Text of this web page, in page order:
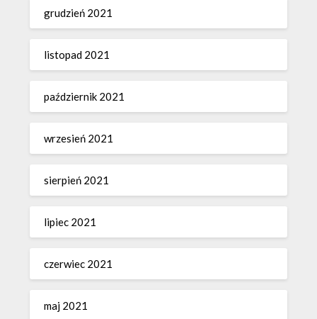
grudzień 2021
listopad 2021
październik 2021
wrzesień 2021
sierpień 2021
lipiec 2021
czerwiec 2021
maj 2021